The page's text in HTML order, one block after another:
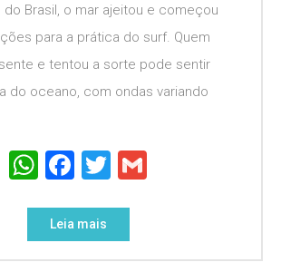
do Brasil, o mar ajeitou e começou
para a prática do surf. Quem
e tentou a sorte pode sentir
do oceano, com ondas variando
WhatsApp
Facebook
Twitter
Leia mais